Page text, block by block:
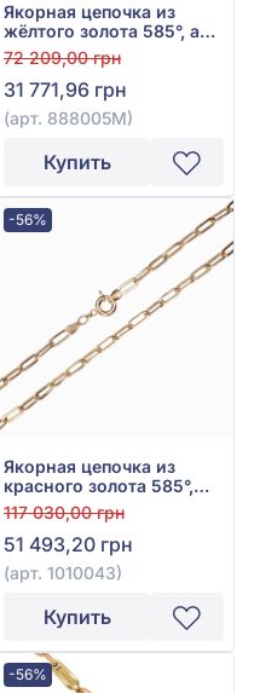
Якорная цепочка из
жёлтого золота 585°, арт.
888005М
72 209,00 грн
31 771,96 грн
(арт. 888005М)
Купить
-56%
Якорная цепочка из
красного золота 585°,
без вставки, арт. 1010043
117 030,00 грн
51 493,20 грн
(арт. 1010043)
Купить
-56%